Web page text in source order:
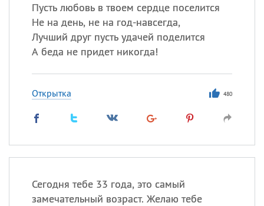
Пусть любовь в твоем сердце поселится
Не на день, не на год-навсегда,
Лучший друг пусть удачей поделится
А беда не придет никогда!
Открытка 480
Сегодня тебе 33 года, это самый
замечательный возраст. Желаю тебе